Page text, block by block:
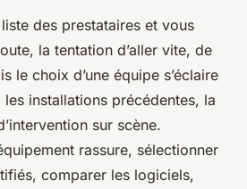
des prestataires et vous
la tentation d’aller vite, de
le choix d’une équipe s’éclaire
installations précédentes, la
sur scène.
rassure, sélectionner
comparer les logiciels,